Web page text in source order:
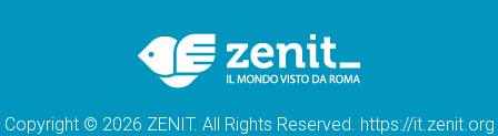
Copyright © 2026 ZENIT. All Rights Reserved. https://it.zenit.org